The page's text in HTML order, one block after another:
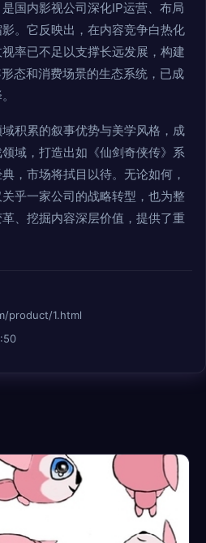
国内影视公司深化IP运营、布局
。它反映出，在内容竞争白热化
率已不足以支撑长远发展，构建
态和消费场景的生态系统，已成
积累的叙事优势与美学风格，成
域，打造出如《仙剑奇侠传》系
，市场将拭目以待。无论如何，
乎一家公司的战略转型，也为整
、挖掘内容深层价值，提供了重
product/1.html